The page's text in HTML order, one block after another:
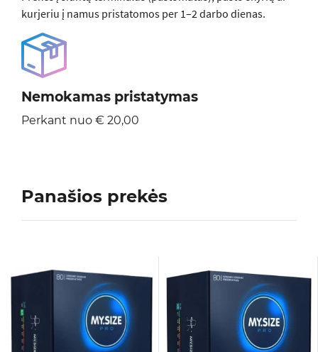
kurjeriu į namus pristatomos per 1–2 darbo dienas.
Nemokamas pristatymas
Perkant nuo € 20,00
Panašios prekės